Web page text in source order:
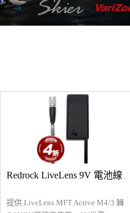
Redrock LiveLens 9V 電池線
提供 LiveLens MFT Active M4/3 轉